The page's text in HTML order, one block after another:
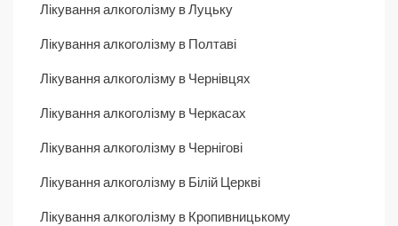
Лікування алкоголізму в Луцьку
Лікування алкоголізму в Полтаві
Лікування алкоголізму в Чернівцях
Лікування алкоголізму в Черкасах
Лікування алкоголізму в Чернігові
Лікування алкоголізму в Білій Церкві
Лікування алкоголізму в Кропивницькому